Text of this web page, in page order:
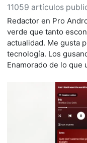
11059 artículos
Redactor en Pro
verde que tanto
actualidad. Me gusta
tecnología. Los
Enamorado de lo que